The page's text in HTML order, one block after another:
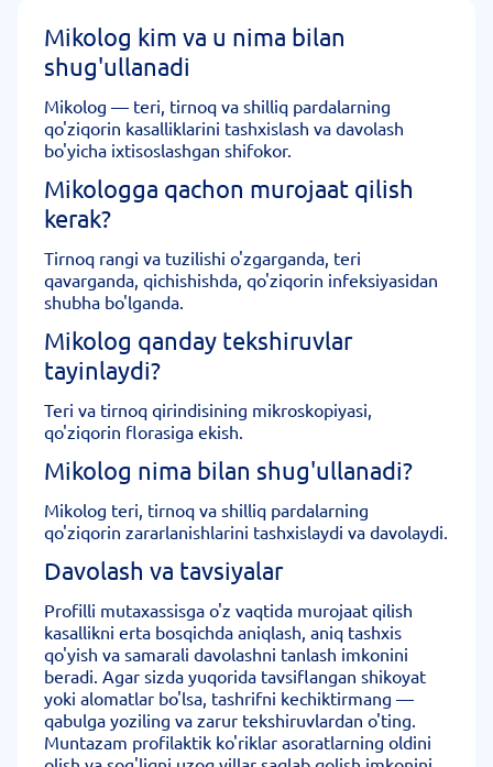
Mikolog kim va u nima bilan
shug'ullanadi
Mikolog — teri, tirnoq va shilliq pardalarning
qo'ziqorin kasalliklarini tashxislash va davolash
bo'yicha ixtisoslashgan shifokor.
Mikologga qachon murojaat qilish
kerak?
Tirnoq rangi va tuzilishi o'zgarganda, teri
qavarganda, qichishishda, qo'ziqorin infeksiyasidan
shubha bo'lganda.
Mikolog qanday tekshiruvlar
tayinlaydi?
Teri va tirnoq qirindisining mikroskopiyasi,
qo'ziqorin florasiga ekish.
Mikolog nima bilan shug'ullanadi?
Mikolog teri, tirnoq va shilliq pardalarning
qo'ziqorin zararlanishlarini tashxislaydi va davolaydi.
Davolash va tavsiyalar
Profilli mutaxassisga o'z vaqtida murojaat qilish
kasallikni erta bosqichda aniqlash, aniq tashxis
qo'yish va samarali davolashni tanlash imkonini
beradi. Agar sizda yuqorida tavsiflangan shikoyat
yoki alomatlar bo'lsa, tashrifni kechiktirmang —
qabulga yoziling va zarur tekshiruvlardan o'ting.
Muntazam profilaktik ko'riklar asoratlarning oldini